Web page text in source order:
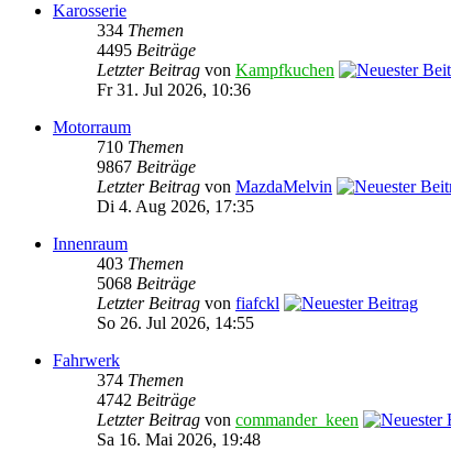
Karosserie
334 Themen
4495 Beiträge
Letzter Beitrag von Kampfkuchen
Fr 31. Jul 2026, 10:36
Motorraum
710 Themen
9867 Beiträge
Letzter Beitrag von MazdaMelvin
Di 4. Aug 2026, 17:35
Innenraum
403 Themen
5068 Beiträge
Letzter Beitrag von fiafckl
So 26. Jul 2026, 14:55
Fahrwerk
374 Themen
4742 Beiträge
Letzter Beitrag von commander_keen
Sa 16. Mai 2026, 19:48